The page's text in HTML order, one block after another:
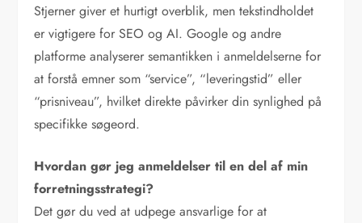
Stjerner giver et hurtigt overblik, men tekstindholdet
er vigtigere for SEO og AI. Google og andre
platforme analyserer semantikken i anmeldelserne for
at forstå emner som “service”, “leveringstid” eller
“prisniveau”, hvilket direkte påvirker din synlighed på
specifikke søgeord.
Hvordan gør jeg anmeldelser til en del af min
forretningsstrategi?
Det gør du ved at udpege ansvarlige for at